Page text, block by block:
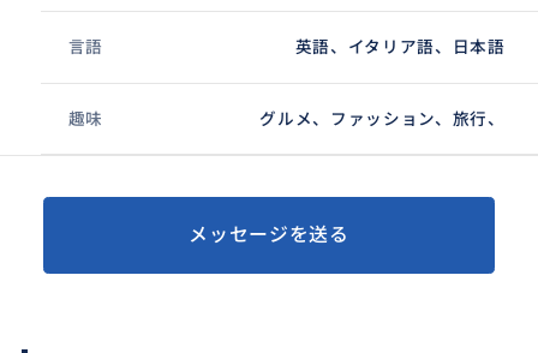
言語 英語、イタリア語、日本語
趣味 グルメ、ファッション、旅行、
メッセージを送る